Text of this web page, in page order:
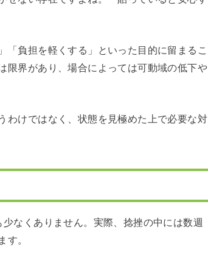
「負担を軽くする」といった目的に留まるこ
限界があり、場合によっては可動域の低下や
わけではなく、状態を見極めた上で必要な対
なくありません。実際、捻挫の中には数週
す。